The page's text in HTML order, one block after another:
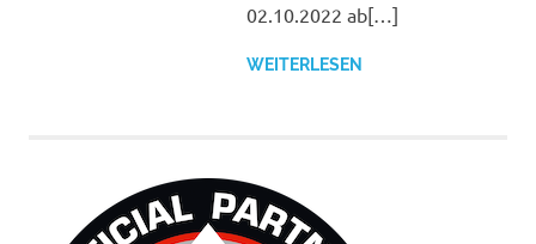
02.10.2022 ab[…]
WEITERLESEN